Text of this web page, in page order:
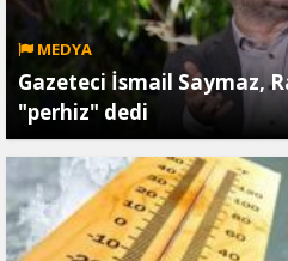
MEDYA
Gazeteci İsmail Saymaz,
"perhiz" dedi